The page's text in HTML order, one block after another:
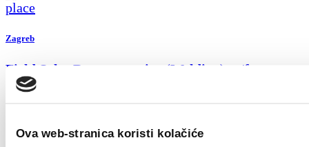
Ova web-stranica koristi kolačiće
Zagreb
Field Sales Representative (Welding) m/f